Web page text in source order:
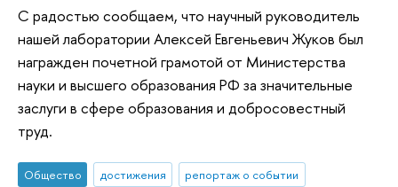
С радостью сообщаем, что научный руководитель
нашей лаборатории Алексей Евгеньевич Жуков был
награжден почетной грамотой от Министерства
науки и высшего образования РФ за значительные
заслуги в сфере образования и добросовестный
труд.
Общество достижения
репортаж о событии